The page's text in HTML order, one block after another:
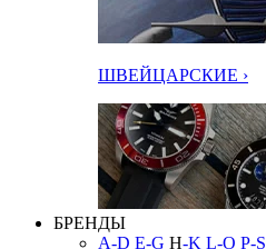
ШВЕЙЦАРСКИЕ ›
БРЕНДЫ
A-D E-G H-K L-O P-S